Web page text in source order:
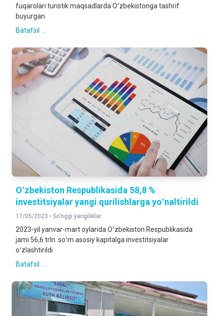
fuqarolari turistik maqsadlarda Oʻzbekistonga tashrif
buyurgan
Batafsil ...
Oʻzbekiston Respublikasida 58,8 %
investitsiyalar yangi qurilishlarga yoʻnaltirildi
17/05/2023 • So‘nggi yangiliklar
2023-yil yanvar-mart oylarida Oʻzbekiston Respublikasida
jami 56,6 trln. soʻm asosiy kapitalga investitsiyalar
oʻzlashtirildi
Batafsil ...